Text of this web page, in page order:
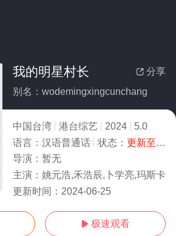
 分享
我的明星村长
别名：wodemingxingcunchang
中国台湾 港台综艺 2024
5.0
语言： 汉语普通话 状态： 更新至09集
导演： 暂无
主演： 姚元浩,禾浩辰,卜学亮,玛斯卡
更新时间： 2024-06-25
 极速观看